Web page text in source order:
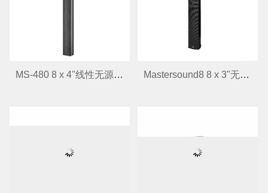
MS-480 8 x 4"线性无源柱状扬声器 Mastersound8 8 x 3"无源音柱扬声器